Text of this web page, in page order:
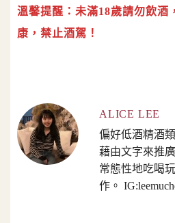
溫馨提醒：未滿18歲請勿飲酒
康，禁止酒駕！
ALICE LEE
偏好低酒精酒
藉由文字來推
常態性地吃喝
作。